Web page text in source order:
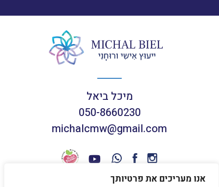
אנו מעריכים את פרטיותך
מיכל ביאל
050-8660230
michalcmw@gmail.com